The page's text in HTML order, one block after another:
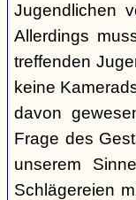
Jugendlichen
Allerdings
treffenden
keine
davon
Frage des
unserem
Schlägereien